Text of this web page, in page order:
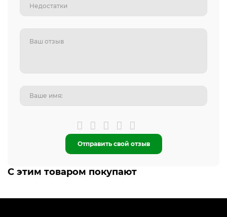
Отправить свой отзыв
С этим товаром покупают